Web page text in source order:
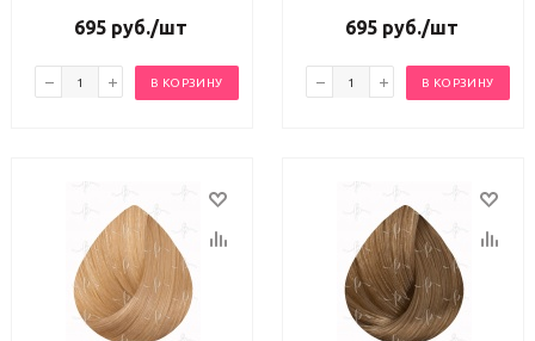
695руб./шт
В КОРЗИНУ
695руб./шт
В КОРЗИНУ